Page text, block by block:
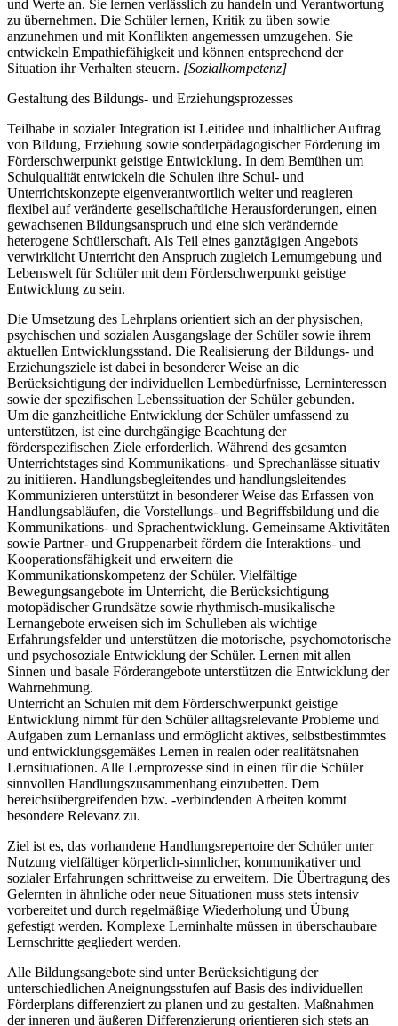
und Werte an. Sie lernen verlässlich zu handeln und Verantwortung
zu übernehmen. Die Schüler lernen, Kritik zu üben sowie
anzunehmen und mit Konflikten angemessen umzugehen. Sie
entwickeln Empathiefähigkeit und können entsprechend der
Situation ihr Verhalten steuern. [Sozialkompetenz]
Gestaltung des Bildungs- und Erziehungsprozesses
Teilhabe in sozialer Integration ist Leitidee und inhaltlicher Auftrag
von Bildung, Erziehung sowie sonderpädagogischer Förderung im
Förderschwerpunkt geistige Entwicklung. In dem Bemühen um
Schulqualität entwickeln die Schulen ihre Schul- und
Unterrichtskonzepte eigenverantwortlich weiter und reagieren
flexibel auf veränderte gesellschaftliche Herausforderungen, einen
gewachsenen Bildungsanspruch und eine sich verändernde
heterogene Schülerschaft. Als Teil eines ganztägigen Angebots
verwirklicht Unterricht den Anspruch zugleich Lernumgebung und
Lebenswelt für Schüler mit dem Förderschwerpunkt geistige
Entwicklung zu sein.
Die Umsetzung des Lehrplans orientiert sich an der physischen,
psychischen und sozialen Ausgangslage der Schüler sowie ihrem
aktuellen Entwicklungsstand. Die Realisierung der Bildungs- und
Erziehungsziele ist dabei in besonderer Weise an die
Berücksichtigung der individuellen Lernbedürfnisse, Lerninteressen
sowie der spezifischen Lebenssituation der Schüler gebunden.
Um die ganzheitliche Entwicklung der Schüler umfassend zu
unterstützen, ist eine durchgängige Beachtung der
förderspezifischen Ziele erforderlich. Während des gesamten
Unterrichtstages sind Kommunikations- und Sprechanlässe situativ
zu initiieren. Handlungsbegleitendes und handlungsleitendes
Kommunizieren unterstützt in besonderer Weise das Erfassen von
Handlungsabläufen, die Vorstellungs- und Begriffsbildung und die
Kommunikations- und Sprachentwicklung. Gemeinsame Aktivitäten
sowie Partner- und Gruppenarbeit fördern die Interaktions- und
Kooperationsfähigkeit und erweitern die
Kommunikationskompetenz der Schüler. Vielfältige
Bewegungsangebote im Unterricht, die Berücksichtigung
motopädischer Grundsätze sowie rhythmisch-musikalische
Lernangebote erweisen sich im Schulleben als wichtige
Erfahrungsfelder und unterstützen die motorische, psychomotorische
und psychosoziale Entwicklung der Schüler. Lernen mit allen
Sinnen und basale Förderangebote unterstützen die Entwicklung der
Wahrnehmung.
Unterricht an Schulen mit dem Förderschwerpunkt geistige
Entwicklung nimmt für den Schüler alltagsrelevante Probleme und
Aufgaben zum Lernanlass und ermöglicht aktives, selbstbestimmtes
und entwicklungsgemäßes Lernen in realen oder realitätsnahen
Lernsituationen. Alle Lernprozesse sind in einen für die Schüler
sinnvollen Handlungszusammenhang einzubetten. Dem
bereichsübergreifenden bzw. -verbindenden Arbeiten kommt
besondere Relevanz zu.
Ziel ist es, das vorhandene Handlungsrepertoire der Schüler unter
Nutzung vielfältiger körperlich-sinnlicher, kommunikativer und
sozialer Erfahrungen schrittweise zu erweitern. Die Übertragung des
Gelernten in ähnliche oder neue Situationen muss stets intensiv
vorbereitet und durch regelmäßige Wiederholung und Übung
gefestigt werden. Komplexe Lerninhalte müssen in überschaubare
Lernschritte gegliedert werden.
Alle Bildungsangebote sind unter Berücksichtigung der
unterschiedlichen Aneignungsstufen auf Basis des individuellen
Förderplans differenziert zu planen und zu gestalten. Maßnahmen
der inneren und äußeren Differenzierung orientieren sich stets an